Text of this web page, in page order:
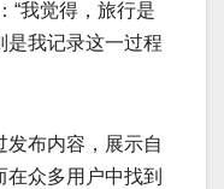
“我觉得，旅行是
是我记录这一过程
发布内容，展示自
众多用户中找到